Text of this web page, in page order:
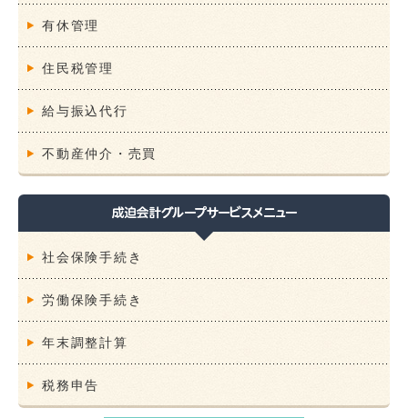
有休管理
住民税管理
給与振込代行
不動産仲介・売買
社会保険手続き
労働保険手続き
年末調整計算
税務申告